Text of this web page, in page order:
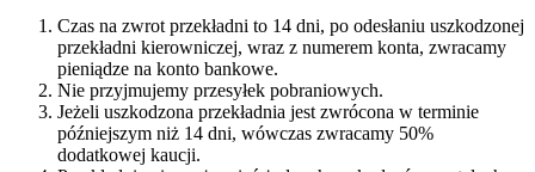
Czas na zwrot przekładni to 14 dni, po odesłaniu uszkodzonej
przekładni kierowniczej, wraz z numerem konta, zwracamy
pieniądze na konto bankowe.
Nie przyjmujemy przesyłek pobraniowych.
Jeżeli uszkodzona przekładnia jest zwrócona w terminie
późniejszym niż 14 dni, wówczas zwracamy 50%
dodatkowej kaucji.